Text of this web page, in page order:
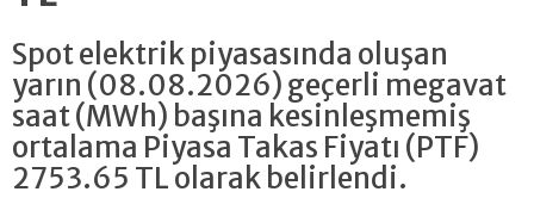
Spot elektrik piyasasında oluşan
yarın (08.08.2026) geçerli megavat
saat (MWh) başına kesinleşmemiş
ortalama Piyasa Takas Fiyatı (PTF)
2753.65 TL olarak belirlendi.